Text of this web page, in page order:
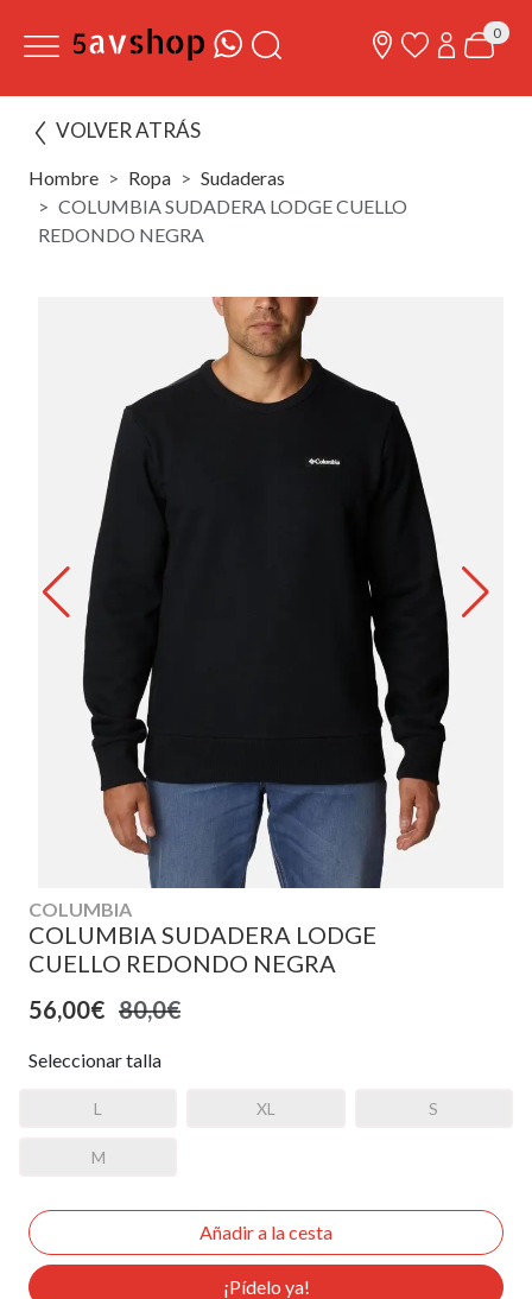
0
VOLVER ATRÁS
Hombre Ropa
Sudaderas
COLUMBIA SUDADERA LODGE CUELLO
REDONDO NEGRA
COLUMBIA
COLUMBIA SUDADERA LODGE
CUELLO REDONDO NEGRA
56,00€ 80,0€
Seleccionar talla
L XL S
M
¡Pídelo ya!